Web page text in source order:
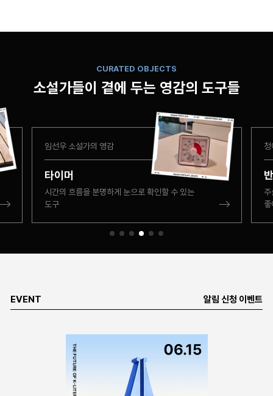
CURATED OBJECTS
소설가들이 곁에 두는 영감의 도구들
함윤이 소설가의 영감
넓적부리 황새 피규어
멋진 새가 글쓰기를 가호해주지 않을까하는
마음으로
EVENT 알림 신청 이벤트